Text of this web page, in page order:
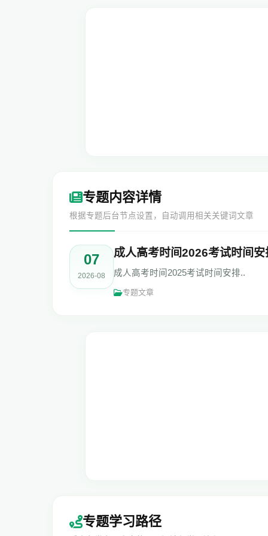
专题内容详情
根据专题后台节点设置，自动调用相关关键词文章
07
2026-08
成人高考时间2026考试时间安
成人高考时间2025考试时间安排..
专题文章
专题学习路径